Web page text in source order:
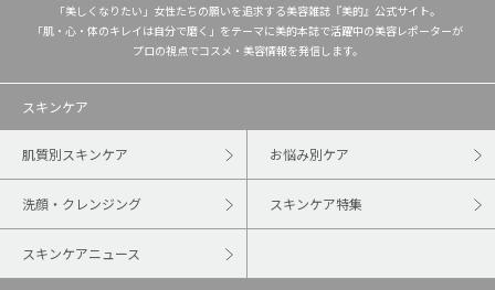
「美しくなりたい」女性たちの願いを追求する美容雑誌『美的』公式サイト。
「肌・心・体のキレイは自分で磨く」をテーマに美的本誌で活躍中の美容レポーターが
プロの視点でコスメ・美容情報を発信します。
スキンケア
肌質別スキンケア お悩み別ケア
洗顔・クレンジング スキンケア特集
スキンケアニュース